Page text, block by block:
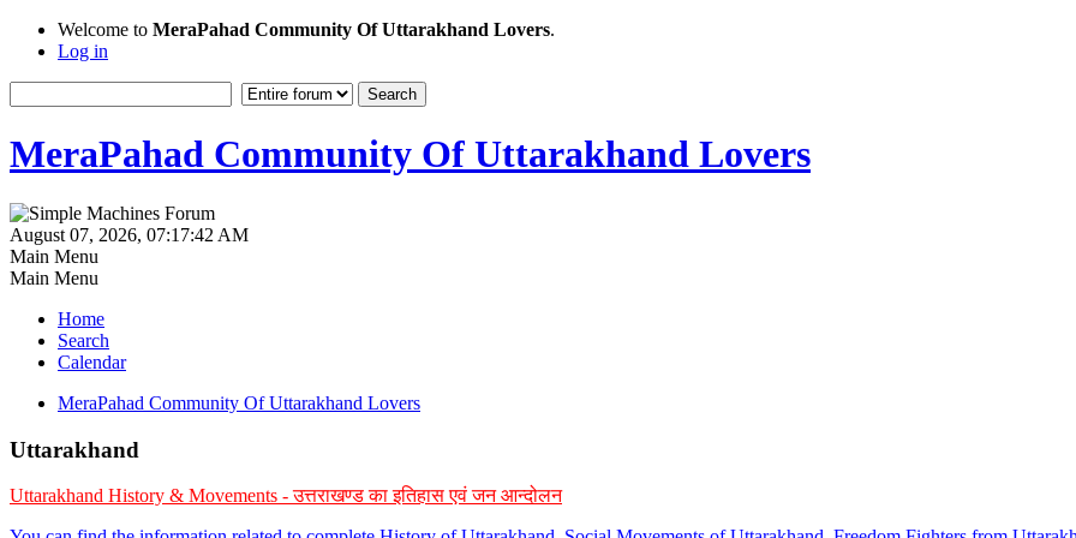
Welcome to MeraPahad Community Of Uttarakhand Lovers.
Log in
MeraPahad Community Of Uttarakhand Lovers
August 07, 2026, 07:17:42 AM
Main Menu
Main Menu
Home
Search
Calendar
MeraPahad Community Of Uttarakhand Lovers
Uttarakhand
Uttarakhand History & Movements - उत्तराखण्ड का इतिहास एवं जन आन्दोलन